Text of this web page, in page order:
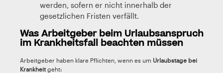
werden, sofern er nicht innerhalb der
gesetzlichen Fristen verfällt.
Was Arbeitgeber beim Urlaubsanspruch
im Krankheitsfall beachten müssen
Arbeitgeber haben klare Pflichten, wenn es um Urlaubstage bei
Krankheitgeht: